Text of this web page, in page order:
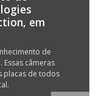
em
de
Essas câmeras
placas de todos